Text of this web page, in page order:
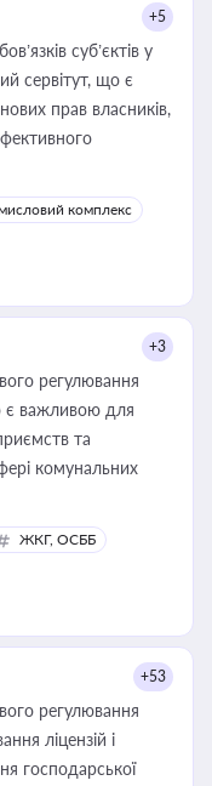
+5
суб’єктів у
сервітут, що є
прав власників,
комплекс
+3
регулювання
є важливою для
та
комунальних
ЖКГ, ОСББ
+53
регулювання
ліцензій і
господарської